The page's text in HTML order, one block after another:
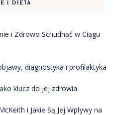
I DIETA
i Zdrowo Schudnąć w Ciągu
diagnostyka i profilaktyka
klucz do jej zdrowia
i Jakie Są Jej Wpływy na